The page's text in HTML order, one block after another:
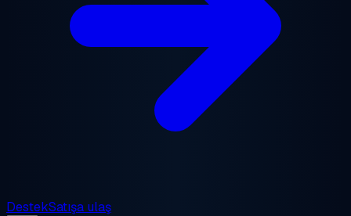
DestekSatışa ulaş